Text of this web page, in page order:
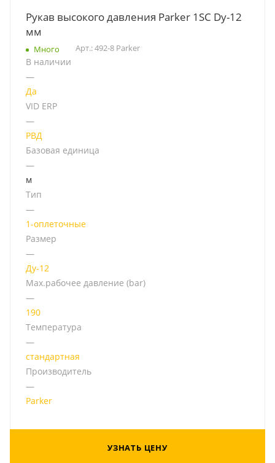
Рукав высокого давления Parker 1SC Dу-12
мм
Много Арт.: 492-8 Parker
В наличии
—
Да
VID ERP
—
РВД
Базовая единица
—
м
Тип
—
1-оплеточные
Размер
—
Ду-12
Мах.рабочее давление (bar)
—
190
Температура
—
стандартная
Производитель
—
Parker
УЗНАТЬ ЦЕНУ